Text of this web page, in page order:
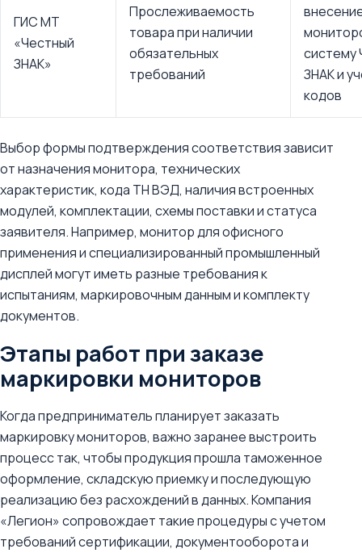
ГИС МТ
«Честный
ЗНАК»
Прослеживаемость
товара при наличии
обязательных
требований
систему
ЗНАК и
кодов
Выбор формы подтверждения соответствия зависит
от назначения монитора, технических
характеристик, кода ТН ВЭД, наличия встроенных
модулей, комплектации, схемы поставки и статуса
заявителя. Например, монитор для офисного
применения и специализированный промышленный
дисплей могут иметь разные требования к
испытаниям, маркировочным данным и комплекту
документов.
Этапы работ при заказе
маркировки мониторов
Когда предприниматель планирует заказать
маркировку мониторов, важно заранее выстроить
процесс так, чтобы продукция прошла таможенное
оформление, складскую приемку и последующую
реализацию без расхождений в данных. Компания
«Легион» сопровождает такие процедуры с учетом
требований сертификации, документооборота и